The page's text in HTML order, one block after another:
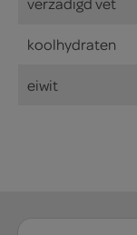
koolhydraten
eiwit